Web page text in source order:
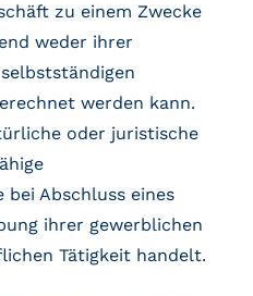
zu einem Zwecke
weder ihrer
werden kann.
oder juristische
bei Abschluss eines
ihrer gewerblichen
Tätigkeit handelt.